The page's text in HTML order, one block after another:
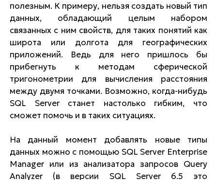
полезным. К примеру, нельзя создать новый тип
данных, обладающий целым набором
связанных с ним свойств, для таких понятий как
широта или долгота для географических
приложений. Ведь для него пришлось бы
прибегнуть к методам сферической
тригонометрии для вычисления расстояния
между двумя точками. Возможно, когда-нибудь
SQL Server станет настолько гибким, что
сможет помочь и в таких ситуациях.
На данный момент добавлять новые типы
данных можно с помощью SQL Server Enterprise
Manager или из анализатора запросов Query
Analyzer (в версии SQL Server 6.5 это